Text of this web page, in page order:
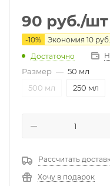
90 руб./шт
-10% Экономия 10 руб.
Достаточно
Размер — 50 мл
500 мл
250 мл
Рассчитать
Хочу в подарок